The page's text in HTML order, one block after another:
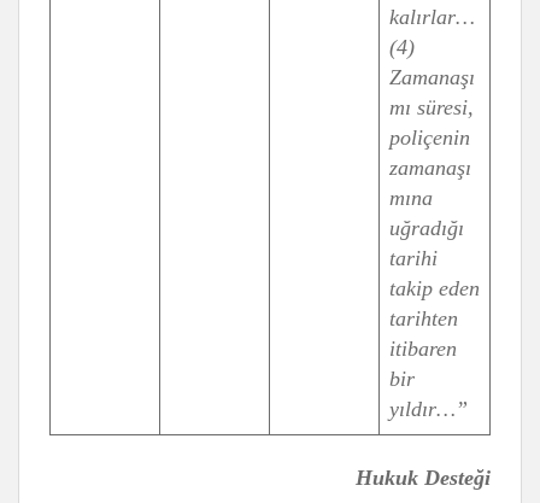
kalırlar…
(4)
Zamanaşı
mı süresi,
poliçenin
zamanaşı
mına
uğradığı
tarihi
takip eden
tarihten
itibaren
bir
yıldır…”
Hukuk Desteği